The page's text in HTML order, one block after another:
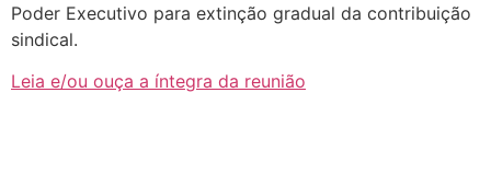
Poder Executivo para extinção gradual da contribuição
sindical.
Leia e/ou ouça a íntegra da reunião